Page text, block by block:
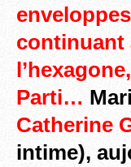
continuant
Parti…
Catherine
intime),